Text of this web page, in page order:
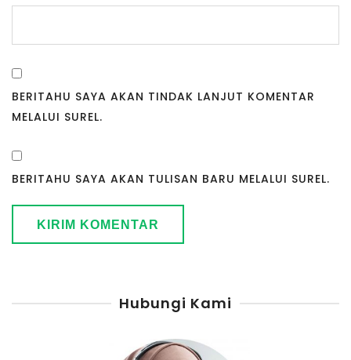
BERITAHU SAYA AKAN TINDAK LANJUT KOMENTAR
MELALUI SUREL.
BERITAHU SAYA AKAN TULISAN BARU MELALUI SUREL.
Hubungi Kami